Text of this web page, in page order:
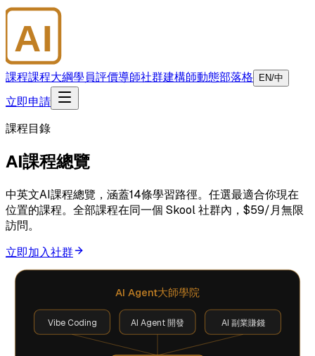
AI
課程課程大綱學員評價導師社群建構師動態部落格 EN/中
立即申請
課程目錄
AI課程總覽
中英文AI課程總覽，涵蓋14條學習路徑。任選最適合你現在
位置的課程。全部課程在同一個 Skool 社群內，$59/月無限
訪問。
立即加入社群
AI Agent大師學院
Vibe Coding AI Agent 開發 AI 副業賺錢